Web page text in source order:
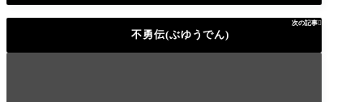
次の記事
不勇伝(ぶゆうでん)